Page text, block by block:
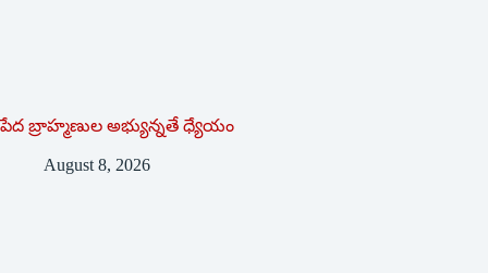
పేద బ్రాహ్మణుల అభ్యున్నతే ధ్యేయం
August 8, 2026